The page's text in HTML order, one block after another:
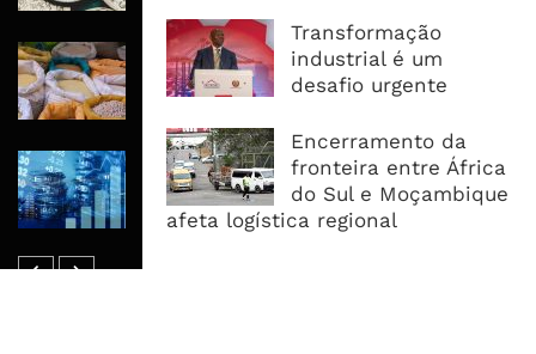
Transformação
industrial é um
desafio urgente
Encerramento da
fronteira entre África
do Sul e Moçambique
afeta logística regional
Commodities Agrícolas Entram Numa
Nova Fase de Risco Após Meses de
Dívida Pública Sobe Para 75,2% do
PIB e Pressão Desloca-se Para o
Endividamento Interno